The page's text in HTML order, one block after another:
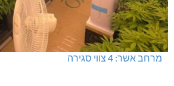
מרחב אשר: 4 צווי סגירה